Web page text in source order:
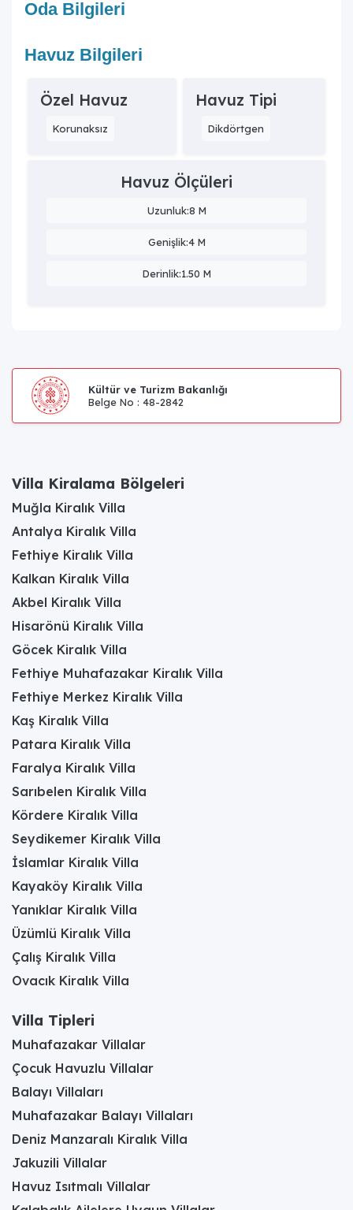
Oda Bilgileri
Havuz Bilgileri
Özel Havuz
Korunaksız
Havuz Tipi
Dikdörtgen
Havuz Ölçüleri
Uzunluk:8 M
Genişlik:4 M
Derinlik:1.50 M
Kültür ve Turizm Bakanlığı
Belge No : 48-2842
Villa Kiralama Bölgeleri
Muğla Kiralık Villa
Antalya Kiralık Villa
Fethiye Kiralık Villa
Kalkan Kiralık Villa
Akbel Kiralık Villa
Hisarönü Kiralık Villa
Göcek Kiralık Villa
Fethiye Muhafazakar Kiralık Villa
Fethiye Merkez Kiralık Villa
Kaş Kiralık Villa
Patara Kiralık Villa
Faralya Kiralık Villa
Sarıbelen Kiralık Villa
Kördere Kiralık Villa
Seydikemer Kiralık Villa
İslamlar Kiralık Villa
Kayaköy Kiralık Villa
Yanıklar Kiralık Villa
Üzümlü Kiralık Villa
Çalış Kiralık Villa
Ovacık Kiralık Villa
Villa Tipleri
Muhafazakar Villalar
Çocuk Havuzlu Villalar
Balayı Villaları
Muhafazakar Balayı Villaları
Deniz Manzaralı Kiralık Villa
Jakuzili Villalar
Havuz Isıtmalı Villalar